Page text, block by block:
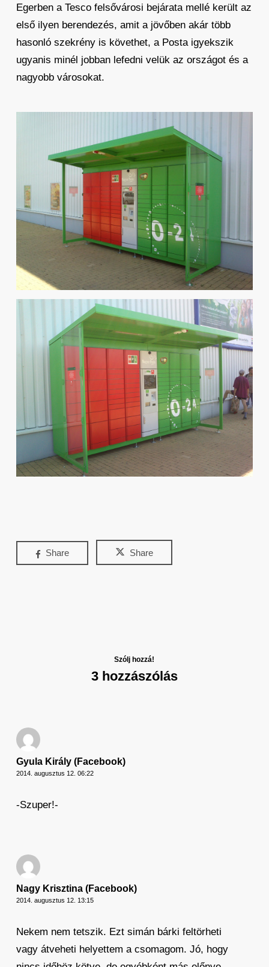
Egerben a Tesco felsővárosi bejárata mellé került az
első ilyen berendezés, amit a jövőben akár több
hasonló szekrény is követhet, a Posta igyekszik
ugyanis minél jobban lefedni velük az országot és a
nagyobb városokat.
Share Share
Szólj hozzá!
3 hozzászólás
Gyula Király (Facebook)
2014. augusztus 12. 06:22
-Szuper!-
Nagy Krisztina (Facebook)
2014. augusztus 12. 13:15
Nekem nem tetszik. Ezt simán bárki feltörheti
vagy átveheti helyettem a csomagom. Jó, hogy